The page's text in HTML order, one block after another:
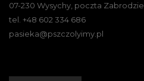
07-230 Wysychy, poczta Zabrodzie
tel. +48 602 334 686
pasieka@pszczolyimy.pl